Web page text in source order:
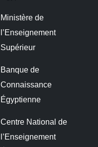
Ministère de
l’Enseignement
Supérieur
Banque de
Connaissance
Égyptienne
Centre National de
l’Enseignement